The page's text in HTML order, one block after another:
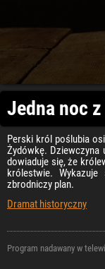
Jedna noc
Perski król poślubia
Żydówkę.
dowiaduje się, że
królestwie.
zbrodniczy plan.
Dramat historyczny
Program nadawany w